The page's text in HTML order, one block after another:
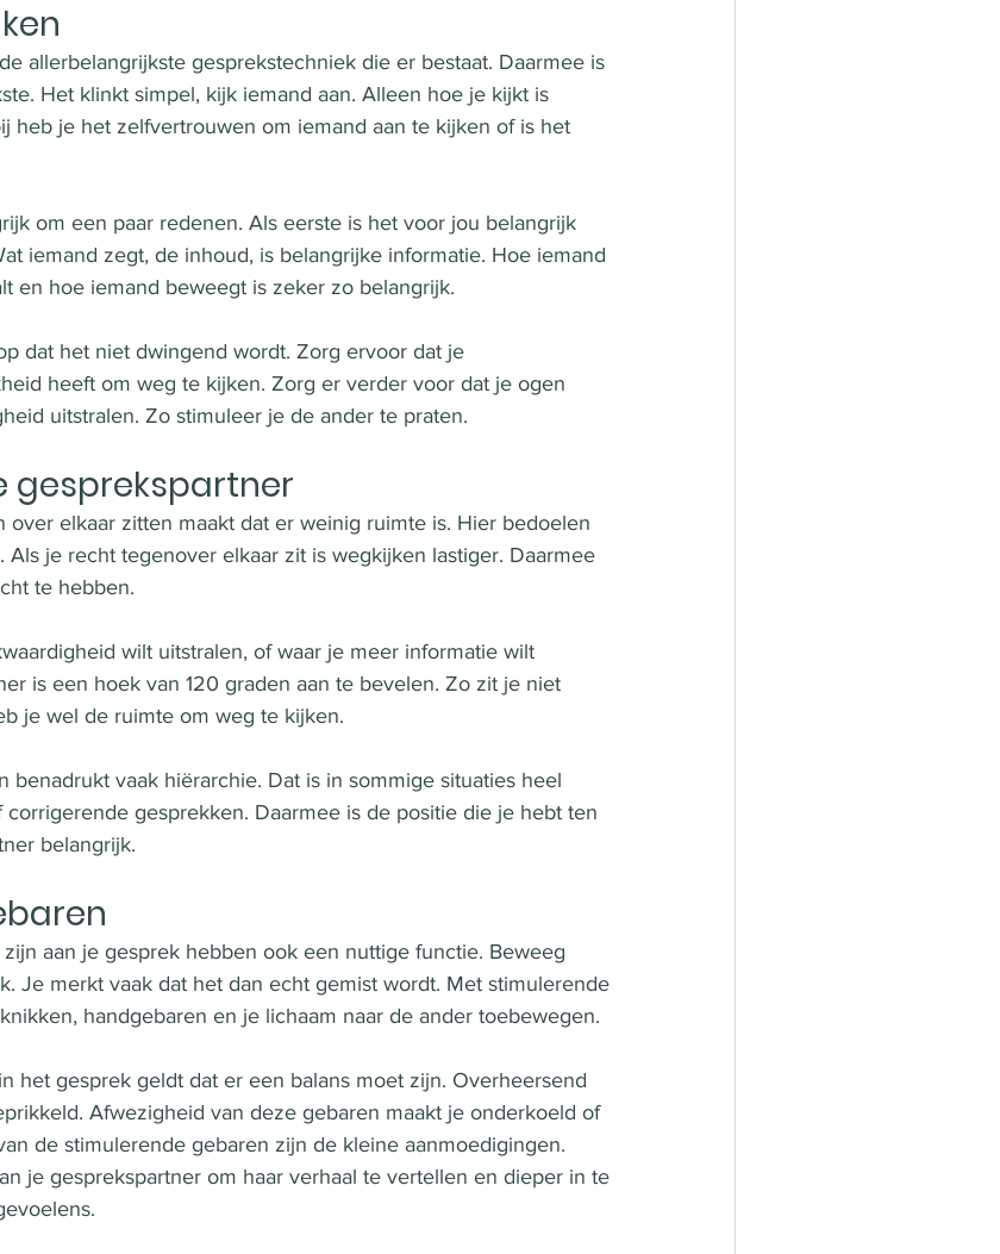
allerbelangrijkste gesprekstechniek die er bestaat. Daarmee is
Het klinkt simpel, kijk iemand aan. Alleen hoe je kijkt is
heb je het zelfvertrouwen om iemand aan te kijken of is het
om een paar redenen. Als eerste is het voor jou belangrijk
iemand zegt, de inhoud, is belangrijke informatie. Hoe iemand
en hoe iemand beweegt is zeker zo belangrijk.
dat het niet dwingend wordt. Zorg ervoor dat je
heeft om weg te kijken. Zorg er verder voor dat je ogen
uitstralen. Zo stimuleer je de ander te praten.
gesprekspartner
over elkaar zitten maakt dat er weinig ruimte is. Hier bedoelen
je recht tegenover elkaar zit is wegkijken lastiger. Daarmee
te hebben.
wilt uitstralen, of waar je meer informatie wilt
is een hoek van 120 graden aan te bevelen. Zo zit je niet
je wel de ruimte om weg te kijken.
benadrukt vaak hiërarchie. Dat is in sommige situaties heel
gesprekken. Daarmee is de positie die je hebt ten
belangrijk.
aan je gesprek hebben ook een nuttige functie. Beweeg
Je merkt vaak dat het dan echt gemist wordt. Met stimulerende
handgebaren en je lichaam naar de ander toebewegen.
het gesprek geldt dat er een balans moet zijn. Overheersend
Afwezigheid van deze gebaren maakt je onderkoeld of
de stimulerende gebaren zijn de kleine aanmoedigingen.
je gesprekspartner om haar verhaal te vertellen en dieper in te